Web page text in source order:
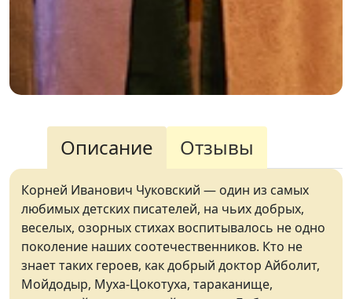
Описание Отзывы
Корней Иванович Чуковский — один из самых
любимых детских писателей, на чьих добрых,
веселых, озорных стихах воспитывалось не одно
поколение наших соотечественников. Кто не
знает таких героев, как добрый доктор Айболит,
Мойдодыр, Муха-Цокотуха, тараканище,